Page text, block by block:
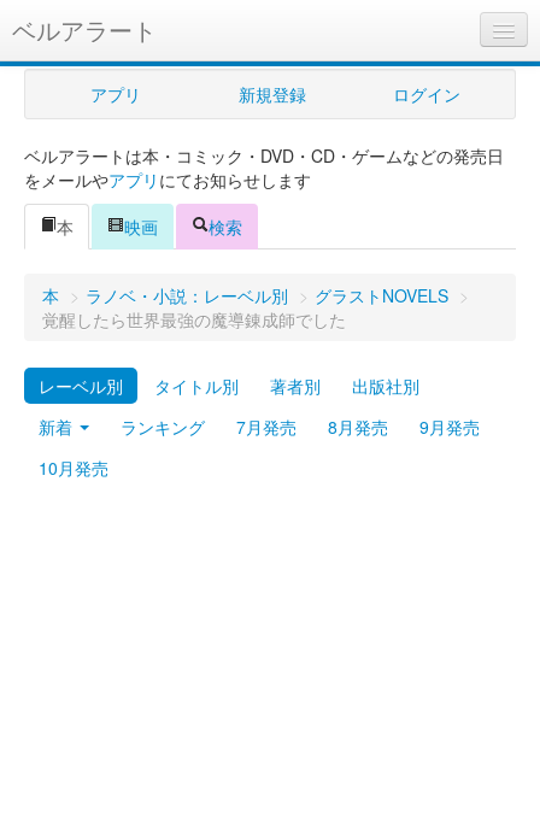
ベルアラート
ベルアラートとは
ヘルプ
新規登録
ログイン
購入管理
Myシェルフ
プレミアム
アプリ 新規登録 ログイン
ベルアラートは本・コミック・DVD・CD・ゲームなどの発売日
をメールやアプリ にてお知らせします
本
映画 検索
本 > ラノベ・小説：レーベル別 > グラストNOVELS >
覚醒したら世界最強の魔導錬成師でした
レーベル別 タイトル別 著者別
出版社別
新着
ランキング 7月発売 8月発売
9月発売
10月発売